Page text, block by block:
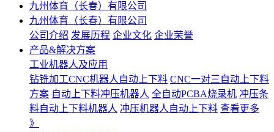
九州体育（长春）有限公司
九州体育（长春）有限公司
公司介绍 发展历程 企业文化 企业荣誉
产品&解决方案
工业机器人及应用
钻铣加工CNC机器人自动上下料 CNC一对三自动上下料
方案 自动上下料冲压机器人 全自动PCBA烧录机 冲压条
料自动上下料机器人 冲压机器人自动上下料 查看更多
》